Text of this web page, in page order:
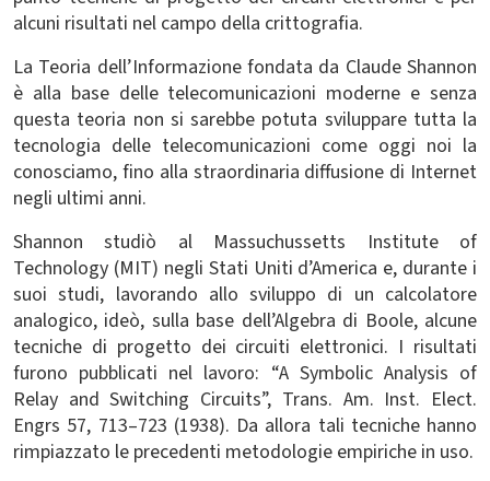
alcuni risultati nel campo della crittografia.
La Teoria dell’Informazione fondata da Claude Shannon
è alla base delle telecomunicazioni moderne e senza
questa teoria non si sarebbe potuta sviluppare tutta la
tecnologia delle telecomunicazioni come oggi noi la
conosciamo, fino alla straordinaria diffusione di Internet
negli ultimi anni.
Shannon studiò al Massuchussetts Institute of
Technology (MIT) negli Stati Uniti d’America e, durante i
suoi studi, lavorando allo sviluppo di un calcolatore
analogico, ideò, sulla base dell’Algebra di Boole, alcune
tecniche di progetto dei circuiti elettronici. I risultati
furono pubblicati nel lavoro: “A Symbolic Analysis of
Relay and Switching Circuits”, Trans. Am. Inst. Elect.
Engrs 57, 713–723 (1938). Da allora tali tecniche hanno
rimpiazzato le precedenti metodologie empiriche in uso.